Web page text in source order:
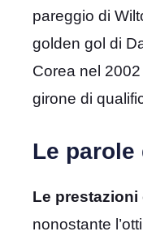
pareggio di
golden gol di
Corea nel
girone di
Le parole
Le
nonostante